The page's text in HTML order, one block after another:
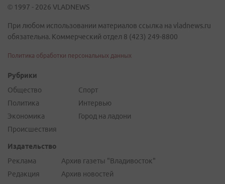
© 1997 - 2026 VLADNEWS
При любом использовании материалов ссылка на vladnews.ru
обязательна. Коммерческий отдел 8 (423) 249-8800
Политика обработки персональных данных
Рубрики
Общество
Политика
Экономика
Происшествия
Спорт
Интервью
Город на ладони
Издательство
Реклама
Редакция
Архив газеты "Владивосток"
Архив новостей